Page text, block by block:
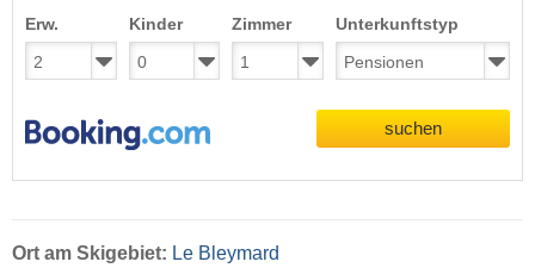
Erw. Kinder Zimmer Unterkunftstyp
suchen
Ort am Skigebiet: Le Bleymard